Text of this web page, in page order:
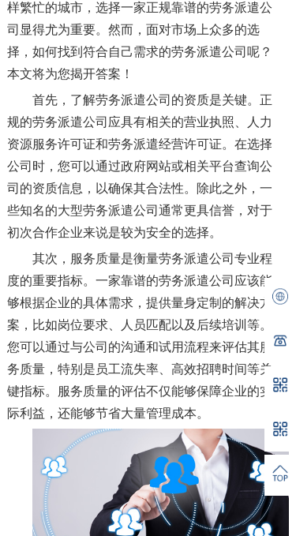
样繁忙的城市，选择一家正规靠谱的劳务派遣公
司显得尤为重要。然而，面对市场上众多的选
择，如何找到符合自己需求的劳务派遣公司呢？
本文将为您揭开答案！
首先，了解劳务派遣公司的资质是关键。正
规的劳务派遣公司应具有相关的营业执照、人力
资源服务许可证和劳务派遣经营许可证。在选择
公司时，您可以通过政府网站或相关平台查询公
司的资质信息，以确保其合法性。除此之外，一
些知名的大型劳务派遣公司通常更具信誉，对于
初次合作企业来说是较为安全的选择。
其次，服务质量是衡量劳务派遣公司专业程
度的重要指标。一家靠谱的劳务派遣公司应该能
够根据企业的具体需求，提供量身定制的解决方
案，比如岗位要求、人员匹配以及后续培训等。
您可以通过与公司的沟通和试用流程来评估其服
务质量，特别是员工流失率、高效招聘时间等关
键指标。服务质量的评估不仅能够保障企业的实
际利益，还能够节省大量管理成本。